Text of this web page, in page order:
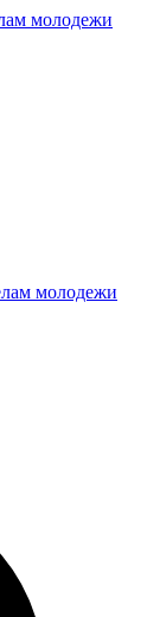
молодежи
молодежи